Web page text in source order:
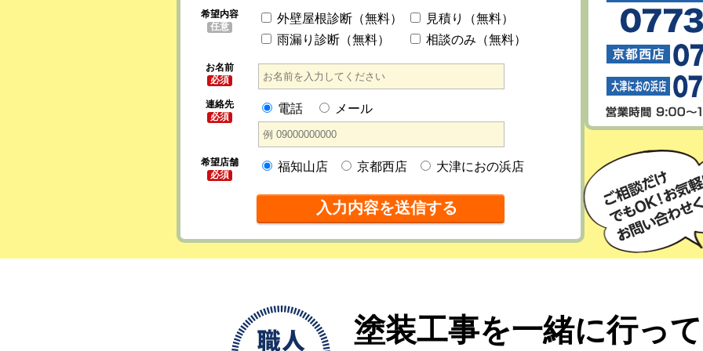
希望内容
任意
外壁屋根診断（無料）
見積り（無料）
雨漏り診断（無料）
相談のみ（無料）
お名前
必須
連絡先
必須
電話 メール
希望店舗
必須
福知山店 京都西店 大津におの浜店
塗装工事を一緒に行っ